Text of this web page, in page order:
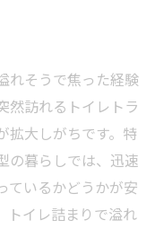
れそうで焦った経験
然訪れるトイレトラ
拡大しがちです。特
の暮らしでは、迅速
ているかどうかが安
トイレ詰まりで溢れ